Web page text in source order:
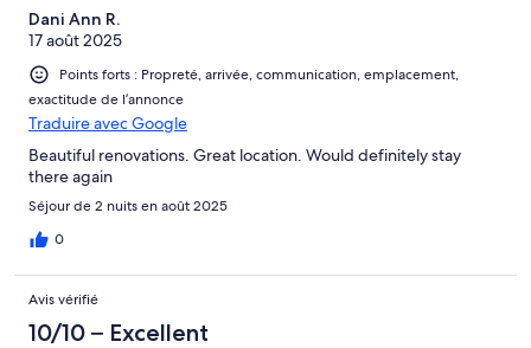
Dani Ann R.
17 août 2025
Points forts : Propreté, arrivée, communication, emplacement,
exactitude de l’annonce
Traduire avec Google
Beautiful renovations. Great location. Would definitely stay
there again
Séjour de 2 nuits en août 2025
0
Avis vérifié
10/10 – Excellent